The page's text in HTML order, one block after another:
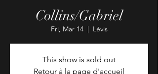
Collins/Gabriel
Fri, Mar 14
  |
Lévis
This show is sold out
Retour à la page d'accueil